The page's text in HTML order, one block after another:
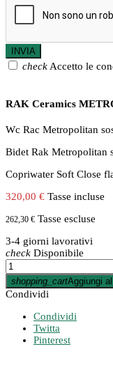
check Accetto le
RAK Ceramics
Wc Rac Metropolitan
Bidet Rak Metropolitan
Copriwater Soft Close
320,00 € Tasse incluse
262,30 € Tasse escluse
3-4 giorni lavorativi
check Disponibile
shopping_cartAggiungi
Condividi
Condividi
Twitta
Pinterest